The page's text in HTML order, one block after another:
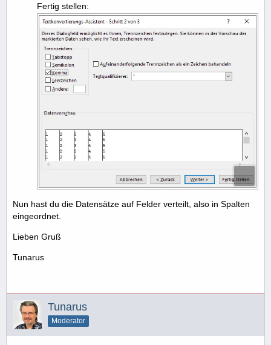
Fertig stellen:
Nun hast du die Datensätze auf Felder verteilt, also in Spalten
eingeordnet.
Lieben Gruß
Tunarus
Tunarus
Moderator